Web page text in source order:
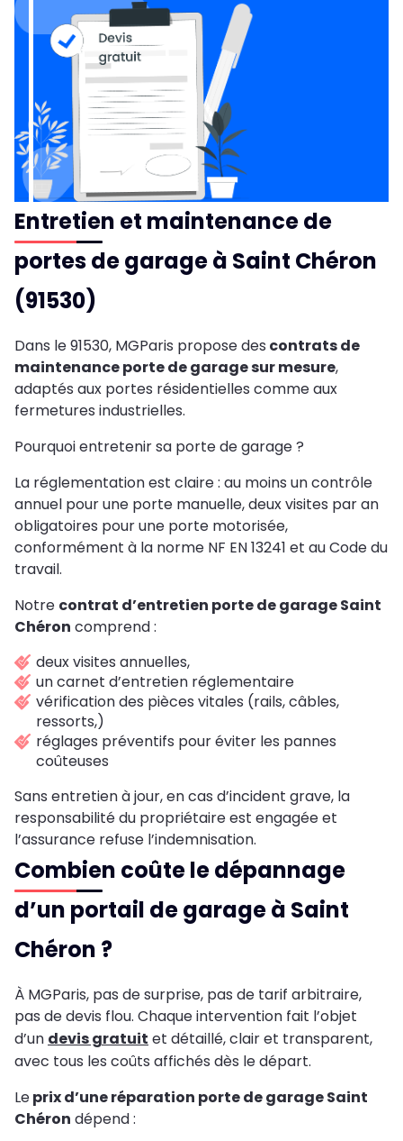
Entretien et maintenance de
portes de garage à Saint Chéron
(91530)
Dans le 91530, MGParis propose des contrats de
maintenance porte de garage sur mesure,
adaptés aux portes résidentielles comme aux
fermetures industrielles.
Pourquoi entretenir sa porte de garage ?
La réglementation est claire : au moins un contrôle
annuel pour une porte manuelle, deux visites par an
obligatoires pour une porte motorisée,
conformément à la norme NF EN 13241 et au Code du
travail.
Notre contrat d’entretien porte de garage Saint
Chéron comprend :
deux visites annuelles,
un carnet d’entretien réglementaire
vérification des pièces vitales (rails, câbles,
ressorts,)
réglages préventifs pour éviter les pannes
coûteuses
Sans entretien à jour, en cas d’incident grave, la
responsabilité du propriétaire est engagée et
l’assurance refuse l’indemnisation.
Combien coûte le dépannage
d’un portail de garage à Saint
Chéron ?
À MGParis, pas de surprise, pas de tarif arbitraire,
pas de devis flou. Chaque intervention fait l’objet
d’un devis gratuit et détaillé, clair et transparent,
avec tous les coûts affichés dès le départ.
Leprix d’une réparation porte de garage Saint
Chéron dépend :